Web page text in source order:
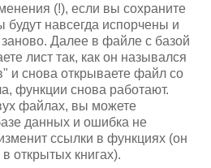
(!), если вы сохраните
навсегда испорчены и
Далее в файле с базой
лист так, как он назывался
и снова открываете файл со
функции снова работают.
файлах, вы можете
данных и ошибка не
ссылки в функциях (он
открытых книгах).